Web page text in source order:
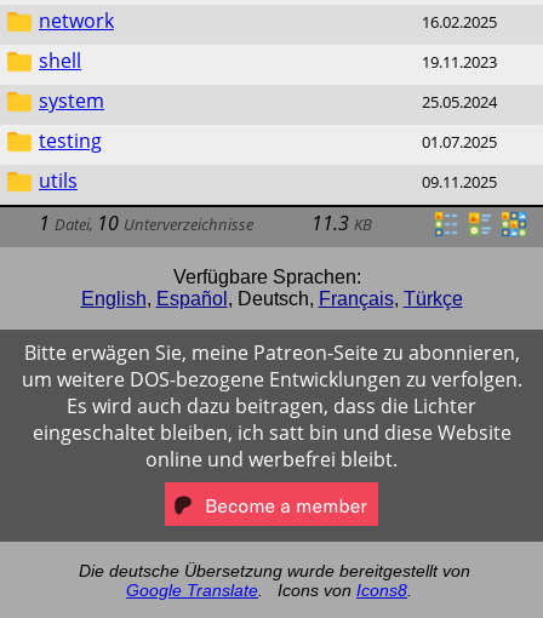
network 16.02.2025
shell 19.11.2023
system 25.05.2024
testing 01.07.2025
utils 09.11.2025
1 Datei, 10 Unterverzeichnisse 11.3 KB
Verfügbare Sprachen:
English, Español , Deutsch, Français, Türkçe
Bitte erwägen Sie, meine Patreon-Seite zu abonnieren,
um weitere DOS-bezogene Entwicklungen zu verfolgen.
Es wird auch dazu beitragen, dass die Lichter
eingeschaltet bleiben, ich satt bin und diese Website
online und werbefrei bleibt.
Die deutsche Übersetzung wurde bereitgestellt von
Google Translate
Icons von Icons8